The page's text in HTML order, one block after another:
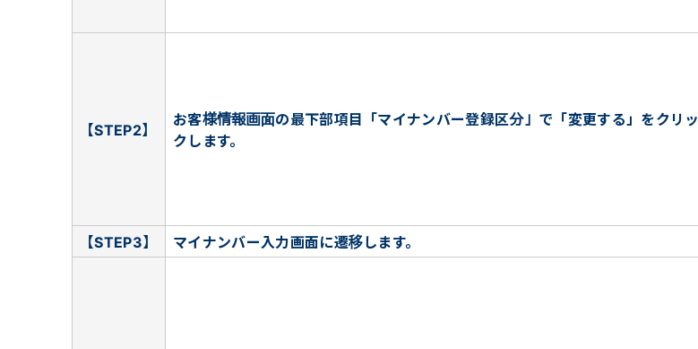
【STEP2】
お客様情報画面の最下部項目「マイナンバー登録区分」で「変更する」をクリッ
クします。
【STEP3】 マイナンバー入力画面に遷移します。